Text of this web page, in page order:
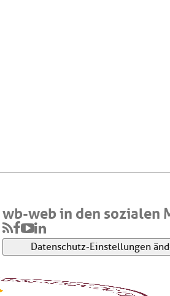
wb-web in den sozialen
Datenschutz-Einstellungen